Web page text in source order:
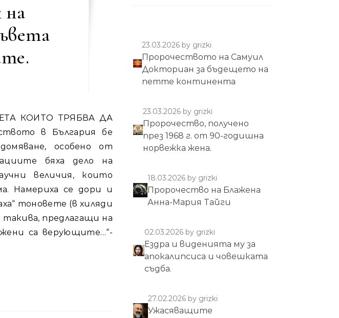
на
в България бе
особено от
бяха дело на
величия, които
Намериха се дори и
тоновете (в хиляди
предлагащи на
са верующите…“-
23.03.2026 by grizki
Пророчеството на Самуил
Докториан за бъдещето на
петте континента
23.03.2026 by grizki
Пророчество, получено
през 1968 г. от 90-годишна
норвежка жена.
18.03.2026 by grizki
Пророчество на Блажена
Анна-Мария Тайги
02.03.2026 by grizki
Ездра и виденията му за
апокалипсиса и човешката
съдба.
27.02.2026 by grizki
Ужасяващите